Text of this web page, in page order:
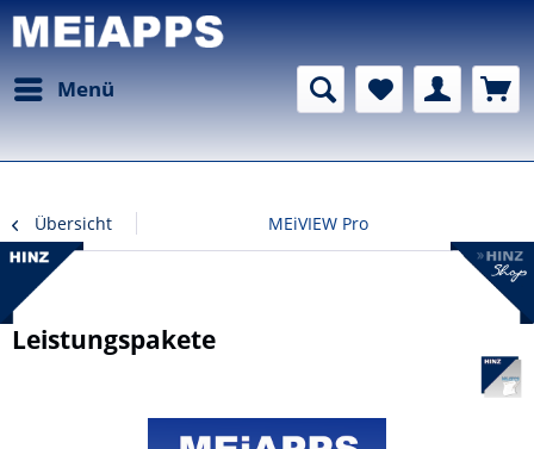
Menü
Übersicht MEiVIEW Pro
Leistungspakete